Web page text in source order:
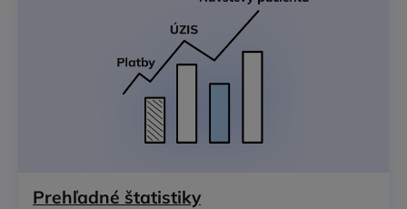
Prehľadné štatistiky